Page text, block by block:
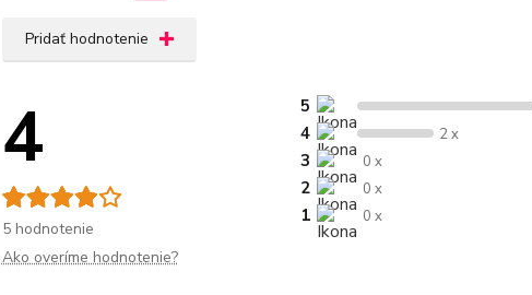
Pridať hodnotenie
4
5 hodnotenie
5
4 2 x
3 0 x
2 0 x
1 0 x
Ako overíme hodnotenie?